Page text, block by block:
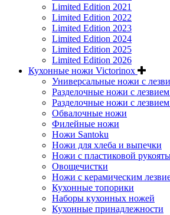
Limited Edition 2021
Limited Edition 2022
Limited Edition 2023
Limited Edition 2024
Limited Edition 2025
Limited Edition 2026
Кухонные ножи Victorinox
Универсальные ножи с
Разделочные ножи с
Разделочные ножи с
Обвалочные ножи
Филейные ножи
Ножи Santoku
Ножи для хлеба и выпечки
Ножи с пластиковой
Овощечистки
Ножи с керамическим
Кухонные топорики
Наборы кухонных ножей
Кухонные принадлежности